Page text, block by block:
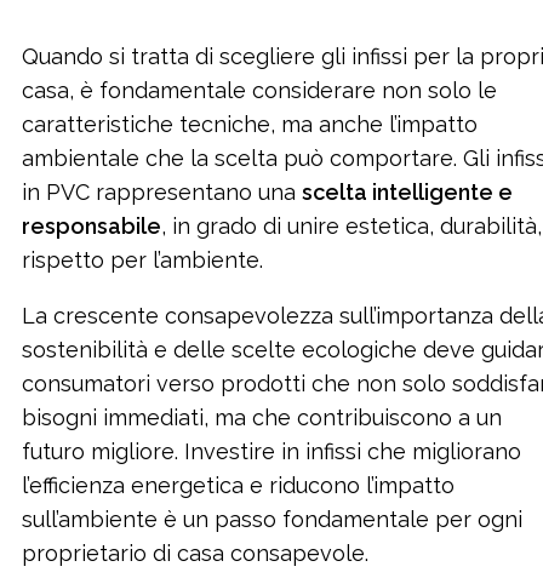
Quando si tratta di scegliere gli infissi per la
casa, è fondamentale considerare non solo le
caratteristiche tecniche, ma anche l’impatto
ambientale che la scelta può comportare. Gli
in PVC rappresentano una scelta intelligente e
responsabile, in grado di unire estetica,
rispetto per l’ambiente.
La crescente consapevolezza sull’importanza
sostenibilità e delle scelte ecologiche deve
consumatori verso prodotti che non solo
bisogni immediati, ma che contribuiscono a un
futuro migliore. Investire in infissi che migliorano
l’efficienza energetica e riducono l’impatto
sull’ambiente è un passo fondamentale per ogni
proprietario di casa consapevole.